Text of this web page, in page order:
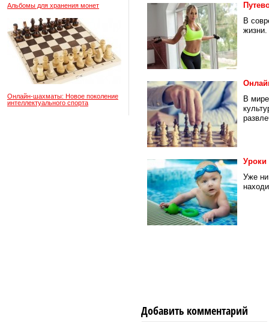
Альбомы для хранения монет
Онлайн-шахматы: Новое поколение
интеллектуального спорта
В
жизни.
В
Уроки
Уже ни
Добавить комментарий